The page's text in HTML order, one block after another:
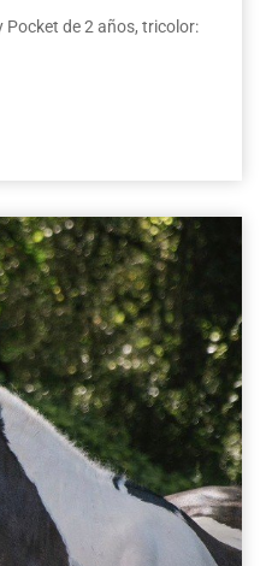
Pocket de 2 años, tricolor: